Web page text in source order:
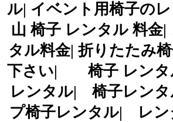
ル| イベント用椅子の
山 椅子 レンタル 料
タル料金| 折りたたみ
下さい| 椅子 レン
レンタル| 椅子レン
プ椅子レンタル| レ